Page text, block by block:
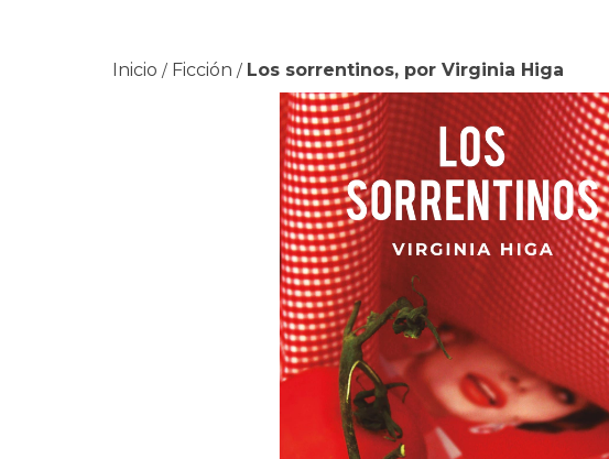
Inicio / Ficción / Los sorrentinos, por Virginia Higa